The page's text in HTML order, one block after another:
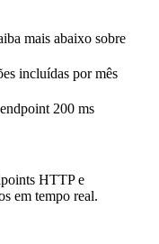
mais abaixo sobre
incluídas por mês
200 ms
HTTP e
em tempo real.